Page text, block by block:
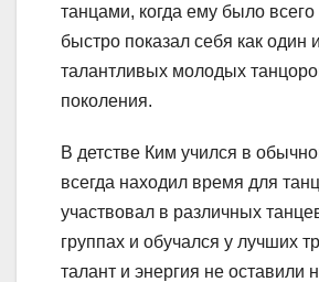
танцами, когда ему было всего
быстро показал себя как один
талантливых молодых
поколения.
В детстве Ким учился в
всегда находил время для
участвовал в различных
группах и обучался у лучших
талант и энергия не оставили